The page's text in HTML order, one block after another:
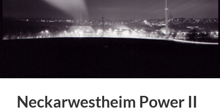
Neckarwestheim Power II